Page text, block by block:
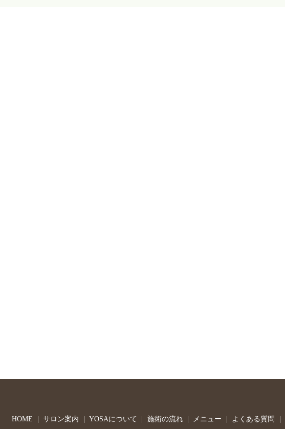
HOME サロン案内 YOSAについて 施術の流れ メニュー よくある質問